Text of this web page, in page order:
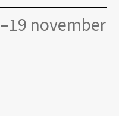
–19 november